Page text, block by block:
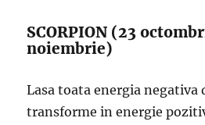
SCORPION (23
noiembrie)
Lasa toata energia negativa
transforme in energie